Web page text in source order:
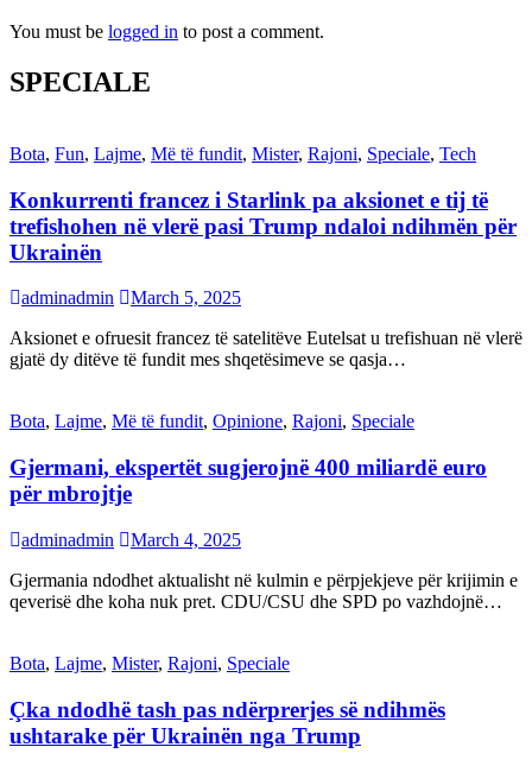
You must be logged in to post a comment.
SPECIALE
Bota, Fun, Lajme, Më të fundit, Mister, Rajoni, Speciale, Tech
Konkurrenti francez i Starlink pa aksionet e tij të
trefishohen në vlerë pasi Trump ndaloi ndihmën për
Ukrainën
adminadmin
March 5, 2025
Aksionet e ofruesit francez të satelitëve Eutelsat u trefishuan në vlerë
gjatë dy ditëve të fundit mes shqetësimeve se qasja…
Bota, Lajme, Më të fundit, Opinione, Rajoni, Speciale
Gjermani, ekspertët sugjerojnë 400 miliardë euro
për mbrojtje
adminadmin
March 4, 2025
Gjermania ndodhet aktualisht në kulmin e përpjekjeve për krijimin e
qeverisë dhe koha nuk pret. CDU/CSU dhe SPD po vazhdojnë…
Bota, Lajme, Mister, Rajoni, Speciale
Çka ndodhë tash pas ndërprerjes së ndihmës
ushtarake për Ukrainën nga Trump